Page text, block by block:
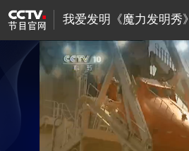
我爱发明《魔力发明秀》